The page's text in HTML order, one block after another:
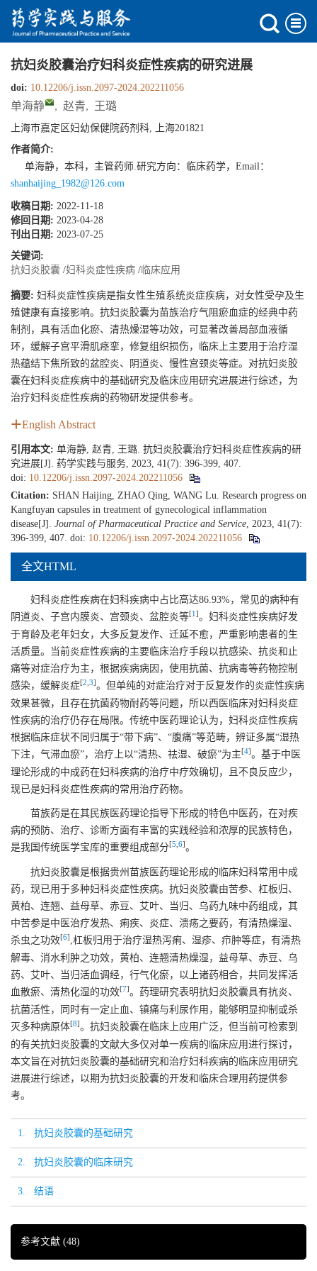
抗妇炎胶囊治疗妇科炎症性疾病的研究进展
doi: 10.12206/j.issn.2097-2024.202211056
单海静 , 赵青, 王璐
上海市嘉定区妇幼保健院药剂科, 上海201821
作者简介:
单海静，本科，主管药师.研究方向：临床药学，Email：
shanhaijing_1982@126.com
收稿日期: 2022-11-18
修回日期: 2023-04-28
刊出日期: 2023-07-25
关键词:
抗妇炎胶囊 /妇科炎症性疾病 / 临床应用
摘要: 妇科炎症性疾病是指女性生殖系统炎症疾病，对女性受孕及生
殖健康有直接影响。抗妇炎胶囊为苗族治疗气阻瘀血症的经典中药
制剂，具有活血化瘀、清热燥湿等功效，可显著改善局部血液循
环，缓解子宫平滑肌痉挛，修复组织损伤，临床上主要用于治疗湿
热蕴结下焦所致的盆腔炎、阴道炎、慢性宫颈炎等症。对抗妇炎胶
囊在妇科炎症疾病中的基础研究及临床应用研究进展进行综述，为
治疗妇科炎症性疾病的药物研发提供参考。
English Abstract
引用本文: 单海静, 赵青, 王璐. 抗妇炎胶囊治疗妇科炎症性疾病的研
究进展[J]. 药学实践与服务, 2023, 41(7): 396-399, 407.
doi: 10.12206/j.issn.2097-2024.202211056
Citation: SHAN Haijing, ZHAO Qing, WANG Lu. Research progress on
Kangfuyan capsules in treatment of gynecological inflammation
disease[J]. Journal of Pharmaceutical Practice and Service , 2023, 41(7):
396-399, 407. doi: 10.12206/j.issn.2097-2024.202211056
全文HTML
妇科炎症性疾病在妇科疾病中占比高达86.93%，常见的病种有
阴道炎、子宫内膜炎、宫颈炎、盆腔炎等[1 ]。妇科炎症性疾病好发
于育龄及老年妇女，大多反复发作、迁延不愈，严重影响患者的生
活质量。当前炎症性疾病的主要临床治疗手段以抗感染、抗炎和止
痛等对症治疗为主，根据疾病病因，使用抗菌、抗病毒等药物控制
感染，缓解炎症[2 3]。但单纯的对症治疗对于反复发作的炎症性疾病
效果甚微，且存在抗菌药物耐药等问题，所以西医临床对妇科炎症
性疾病的治疗仍存在局限。传统中医药理论认为，妇科炎症性疾病
根据临床症状不同归属于“带下病”、“腹痛”等范畴，辨证多属“湿热
下注，气滞血瘀”，治疗上以“清热、祛湿、破瘀”为主[4]。基于中医
理论形成的中成药在妇科疾病的治疗中疗效确切，且不良反应少，
现已是妇科炎症性疾病的常用治疗药物。
苗族药是在其民族医药理论指导下形成的特色中医药，在对疾
病的预防、治疗、诊断方面有丰富的实践经验和浓厚的民族特色，
是我国传统医学宝库的重要组成部分[5 6]。
抗妇炎胶囊是根据贵州苗族医药理论形成的临床妇科常用中成
药，现已用于多种妇科炎症性疾病。抗妇炎胶囊由苦参、杠板归、
黄柏、连翘、益母草、赤豆、艾叶、当归、乌药九味中药组成，其
中苦参是中医治疗发热、痢疾、炎症、溃疡之要药，有清热燥湿、
杀虫之功效[6] ,杠板归用于治疗湿热泻痢、湿疹、疖肿等症，有清热
解毒、消水利肿之功效，黄柏、连翘清热燥湿，益母草、赤豆、乌
药、艾叶、当归活血调经，行气化瘀，以上诸药相合，共同发挥活
血散瘀、清热化湿的功效[7]。药理研究表明抗妇炎胶囊具有抗炎、
抗菌活性，同时有一定止血、镇痛与利尿作用，能够明显抑制或杀
灭多种病原体[8]。抗妇炎胶囊在临床上应用广泛，但当前可检索到
的有关抗妇炎胶囊的文献大多仅对单一疾病的临床应用进行探讨，
本文旨在对抗妇炎胶囊的基础研究和治疗妇科疾病的临床应用研究
进展进行综述，以期为抗妇炎胶囊的开发和临床合理用药提供参
考。
1. 抗妇炎胶囊的基础研究
2. 抗妇炎胶囊的临床研究
3. 结语
参考文献 (48)